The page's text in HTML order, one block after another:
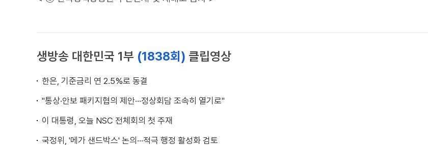
생방송 대한민국 1부 (1838회) 클립영상
한은, 기준금리 연 2.5%로 동결
"통상·안보 패키지협의 제안···정상회담 조속히 열기로"
이 대통령, 오늘 NSC 전체회의 첫 주재
국정위, '메가 샌드박스' 논의···적극 행정 활성화 검토